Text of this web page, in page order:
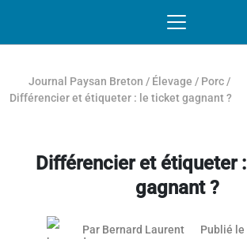
Journal Paysan Breton / Élevage / Porc /
Différencier et étiqueter : le ticket gagnant ?
Différencier et étiqueter
gagnant ?
Par Bernard Laurent Publié le